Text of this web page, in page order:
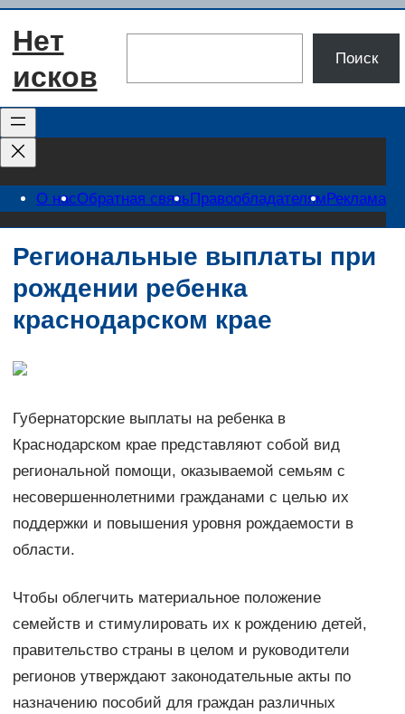
Перейти
Нет
исков
Поиск
О насОбратная связьПравообладателямРеклама
Региональные выплаты при
рождении ребенка
краснодарском крае
Губернаторские выплаты на ребенка в
Краснодарском крае представляют собой вид
региональной помощи, оказываемой семьям с
несовершеннолетними гражданами с целью их
поддержки и повышения уровня рождаемости в
области.
Чтобы облегчить материальное положение
семейств и стимулировать их к рождению детей,
правительство страны в целом и руководители
регионов утверждают законодательные акты по
назначению пособий для граждан различных